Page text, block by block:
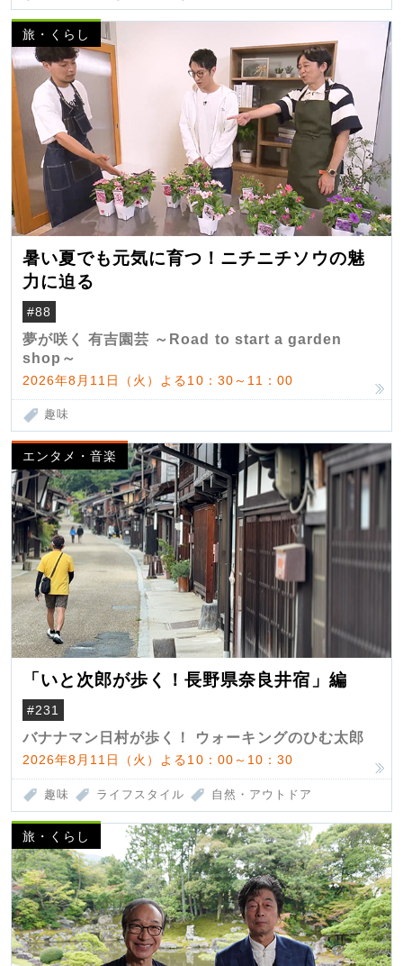
旅・くらし
暑い夏でも元気に育つ！ニチニチソウの魅
力に迫る
#88
夢が咲く 有吉園芸 ～Road to start a garden
shop～
2026年8月11日（火）よる10：30～11：00
趣味
エンタメ・音楽
「いと次郎が歩く！長野県奈良井宿」編
#231
バナナマン日村が歩く！ ウォーキングのひむ太郎
2026年8月11日（火）よる10：00～10：30
趣味 ライフスタイル 自然・アウトドア
旅・くらし